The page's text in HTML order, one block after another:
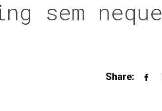
sem neque
Share: